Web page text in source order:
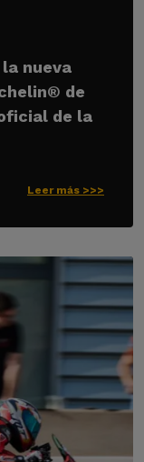
nueva
de
de la
Leer más >>>